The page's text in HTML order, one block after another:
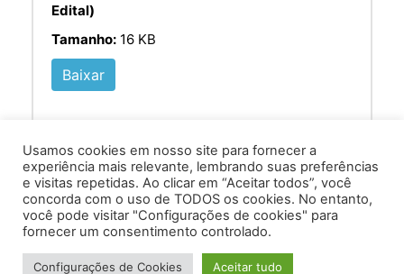
Edital)
Tamanho: 16 KB
Baixar
Av. Prof. Armando Alves da Silva, nº 1950 - Zacarias,
Caratinga - MG - 35302-403 / Tel: (33) 3329 8000
Usamos cookies em nosso site para fornecer a
experiência mais relevante, lembrando suas preferências
e visitas repetidas. Ao clicar em “Aceitar todos”, você
concorda com o uso de TODOS os cookies. No entanto,
você pode visitar "Configurações de cookies" para
fornecer um consentimento controlado.
Configurações de Cookies Aceitar tudo